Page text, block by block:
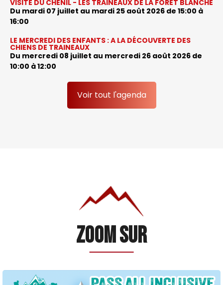
VISITE DU CHENIL - LES TRAINEAUX DE LA FORÊT BLANCHE
Du mardi 07 juillet au mardi 25 août 2026 de 15:00 à
16:00
LE MERCREDI DES ENFANTS : A LA DÉCOUVERTE DES
CHIENS DE TRAINEAUX
Du mercredi 08 juillet au mercredi 26 août 2026 de
10:00 à 12:00
Voir tout l'agenda
Zoom sur